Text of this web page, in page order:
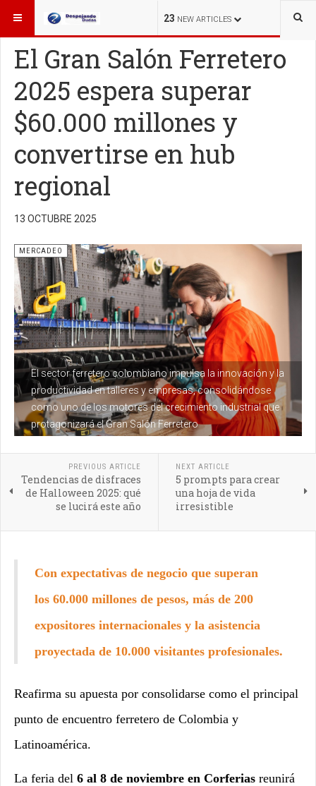
23 NEW ARTICLES
ESTÁ AQUÍ: MERCADEO
El Gran Salón Ferretero
2025 espera superar
$60.000 millones y
convertirse en hub
regional
13 OCTUBRE 2025
El sector ferretero colombiano impulsa la innovación y la
productividad en talleres y empresas, consolidándose
como uno de los motores del crecimiento industrial que
protagonizará el Gran Salón Ferretero
MERCADEO
PREVIOUS ARTICLE
Tendencias de disfraces
de Halloween 2025: qué
se lucirá este año
NEXT ARTICLE
5 prompts para crear
una hoja de vida
irresistible
Con expectativas de negocio que superan
los 60.000 millones de pesos, más de 200
expositores internacionales y la asistencia
proyectada de 10.000 visitantes profesionales.
Reafirma su apuesta por consolidarse como el principal
punto de encuentro ferretero de Colombia y
Latinoamérica.
La feria del 6 al 8 de noviembre en Corferias reunirá